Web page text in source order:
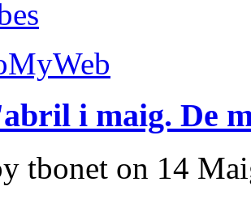
i maig. De
tbonet on 14